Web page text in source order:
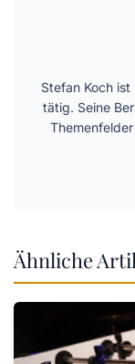
Stefan Koch
tätig. Seine
Ähnliche